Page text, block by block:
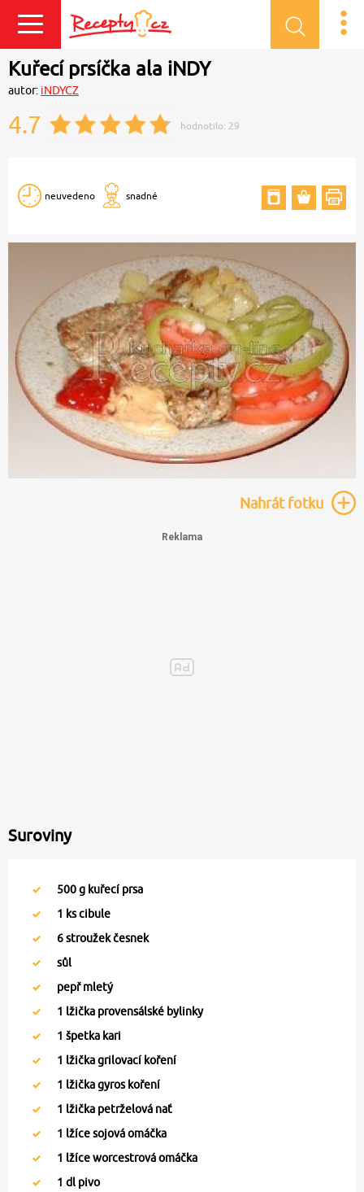
Přihlásit se
Kuřecí prsíčka ala iNDY
autor: iNDYCZ
4.7 hodnotilo: 29
neuvedeno snadné
Nahrátfotku
Suroviny
500g kuřecí prsa
1 ks cibule
6stroužek česnek
sůl
pepř mletý
1 lžička provensálské bylinky
1 špetka kari
1 lžička grilovací koření
1 lžička gyros koření
1 lžička petrželová nať
1 lžíce sojová omáčka
1 lžíce worcestrová omáčka
1 dl pivo